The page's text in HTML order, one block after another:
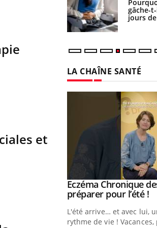
et
gâche-
jours
LA CHAÎNE SANTÉ
Youtube
Eczéma Chronique
préparer pour l’été !
L'été arrive… et avec lui,
rythme de vie !